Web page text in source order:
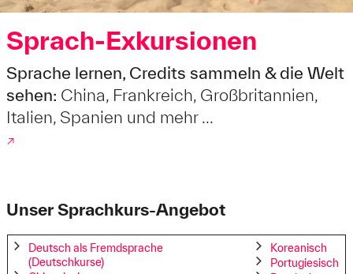
Sprach-Exkursionen
Sprache lernen, Credits sammeln & die Welt
sehen: China, Frankreich, Großbritannien,
Italien, Spanien und mehr ...
↗
Unser Sprachkurs-Angebot
Deutsch als Fremdsprache
(Deutschkurse)
Koreanisch
Portugiesisch